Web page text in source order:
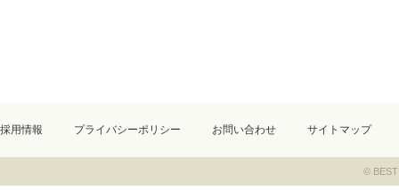
採用情報 プライバシーポリシー お問い合わせ サイトマップ
© BEST